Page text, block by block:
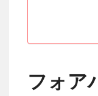
フォア